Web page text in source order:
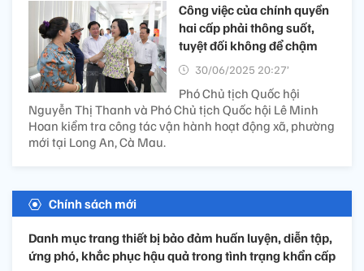
Công việc của chính quyền
hai cấp phải thông suốt,
tuyệt đối không để chậm
30/06/2025 20:27’
Phó Chủ tịch Quốc hội
Nguyễn Thị Thanh và Phó Chủ tịch Quốc hội Lê Minh
Hoan kiểm tra công tác vận hành hoạt động xã, phường
mới tại Long An, Cà Mau.
Chính sách mới
Danh mục trang thiết bị bảo đảm huấn luyện, diễn tập,
ứng phó, khắc phục hậu quả trong tình trạng khẩn cấp